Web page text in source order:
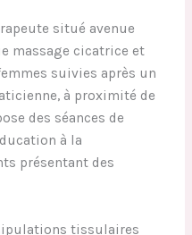
situé avenue
massage cicatrice et
suivies après un
à proximité de
des séances de
à la
présentant des
tissulaires